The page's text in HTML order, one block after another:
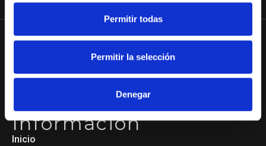
Permitir todas
Permitir la selección
Denegar
Información
Inicio